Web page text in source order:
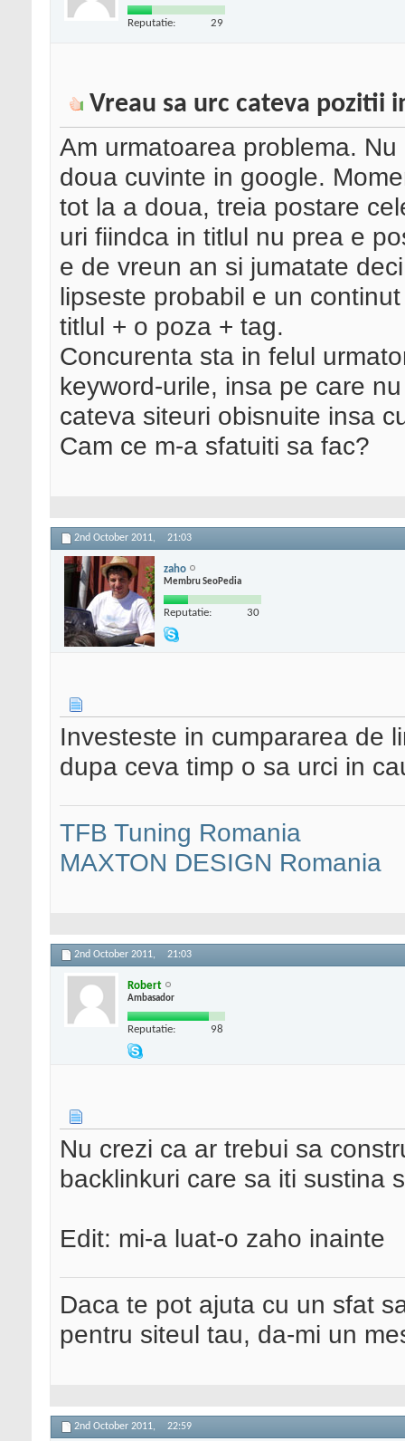
Reputatie: 29
Vreau sa urc cateva pozitii
Am urmatoarea problema.
doua cuvinte in google.
tot la a doua, treia postare
uri fiindca in titlul nu prea e
e de vreun an si jumatate
lipseste probabil e un
titlul + o poza + tag.
Concurenta sta in felul
keyword-urile, insa pe care
cateva siteuri obisnuite insa
Cam ce m-a sfatuiti sa fac?
2nd October 2011, 21:03
zaho
Membru SeoPedia
Reputatie: 30
Investeste in cumpararea de
dupa ceva timp o sa urci in
TFB Tuning Romania
MAXTON DESIGN Romania
2nd October 2011, 21:03
Robert
Ambasador
Reputatie: 98
Nu crezi ca ar trebui sa
backlinkuri care sa iti sustina
Edit: mi-a luat-o zaho inainte
Daca te pot ajuta cu un sfat
pentru siteul tau, da-mi un
2nd October 2011, 22:59